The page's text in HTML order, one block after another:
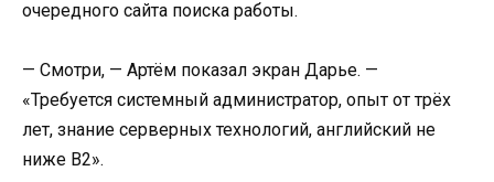
очередного сайта поиска работы.
— Смотри, — Артём показал экран Дарье. —
«Требуется системный администратор, опыт от трёх
лет, знание серверных технологий, английский не
ниже B2».